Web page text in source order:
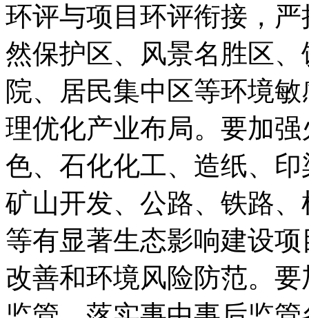
环评与项目环评衔接，
然保护区、风景名胜区
院、居民集中区等环境
理优化产业布局。要加
色、石化化工、造纸、
矿山开发、公路、铁路
等有显著生态影响建设
改善和环境风险防范。